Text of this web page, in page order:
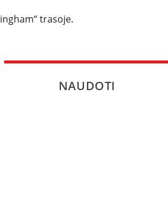
trasoje.
NAUDOTI